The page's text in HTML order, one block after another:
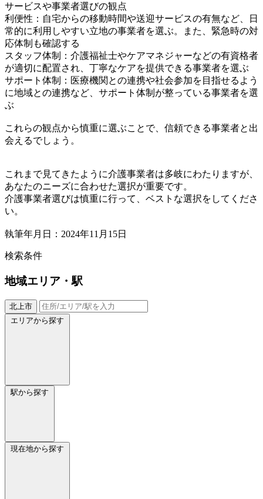
サービスや事業者選びの観点
利便性：自宅からの移動時間や送迎サービスの有無など、日
常的に利用しやすい立地の事業者を選ぶ。また、緊急時の対
応体制も確認する
スタッフ体制：介護福祉士やケアマネジャーなどの有資格者
が適切に配置され、丁寧なケアを提供できる事業者を選ぶ
サポート体制：医療機関との連携や社会参加を目指せるよう
に地域との連携など、サポート体制が整っている事業者を選
ぶ
これらの観点から慎重に選ぶことで、信頼できる事業者と出
会えるでしょう。
これまで見てきたように介護事業者は多岐にわたりますが、
あなたのニーズに合わせた選択が重要です。
介護事業者選びは慎重に行って、ベストな選択をしてくださ
い。
執筆年月日：2024年11月15日
検索条件
地域エリア・駅
北上市
エリアから探す
駅から探す
現在地から探す